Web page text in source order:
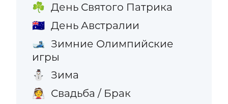
☘️ День Святого Патрика
🇦🇺 День Австралии
🎿 Зимние Олимпийские
игры
⛄ Зима
👰 Свадьба / Брак